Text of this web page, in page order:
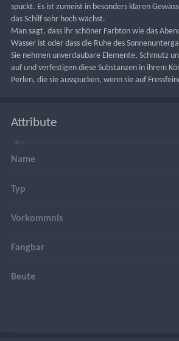
spuckt. Es ist zumeist in besonders klaren
das Schilf sehr hoch wächst.
Man sagt, dass ihr schöner Farbton wie das
Wasser ist oder dass die Ruhe des
Sie nehmen unverdaubare Elemente, Schmutz
auf und verfestigen diese Substanzen in ihrem
Perlen, die sie ausspucken, wenn sie auf
Attribute
Name
Typ
Vorkommnis
Fangbar
Beute